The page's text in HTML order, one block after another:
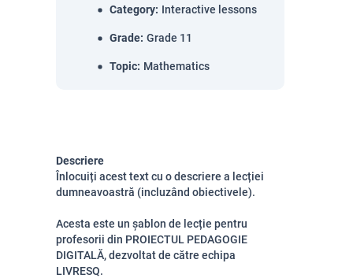
Category: Interactive lessons
Grade: Grade 11
Topic: Mathematics
Descriere
Înlocuiți acest text cu o descriere a lecției
dumneavoastră (incluzând obiectivele).
Acesta este un șablon de lecție pentru
profesorii din PROIECTUL PEDAGOGIE
DIGITALĂ, dezvoltat de către echipa
LIVRESQ.